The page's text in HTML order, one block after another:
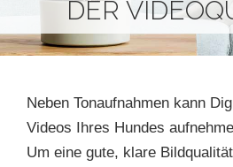
DER
Neben Tonaufnahmen kann
Videos Ihres Hundes
Um eine gute, klare